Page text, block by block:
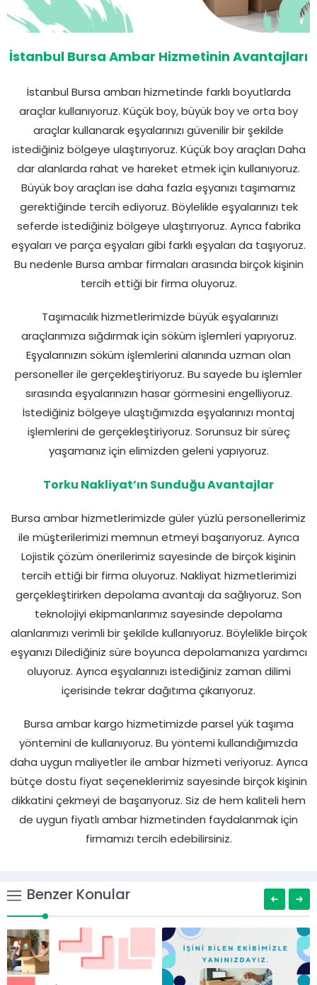
İstanbul Bursa Ambar Hizmetinin Avantajları
İstanbul Bursa ambarı hizmetinde farklı boyutlarda
araçlar kullanıyoruz. Küçük boy, büyük boy ve orta boy
araçlar kullanarak eşyalarınızı güvenilir bir şekilde
istediğiniz bölgeye ulaştırıyoruz. Küçük boy araçları Daha
dar alanlarda rahat ve hareket etmek için kullanıyoruz.
Büyük boy araçları ise daha fazla eşyanızı taşımamız
gerektiğinde tercih ediyoruz. Böylelikle eşyalarınızı tek
seferde istediğiniz bölgeye ulaştırıyoruz. Ayrıca fabrika
eşyaları ve parça eşyaları gibi farklı eşyaları da taşıyoruz.
Bu nedenle Bursa ambar firmaları arasında birçok kişinin
tercih ettiği bir firma oluyoruz.
Taşımacılık hizmetlerimizde büyük eşyalarınızı
araçlarımıza sığdırmak için söküm işlemleri yapıyoruz.
Eşyalarınızın söküm işlemlerini alanında uzman olan
personeller ile gerçekleştiriyoruz. Bu sayede bu işlemler
sırasında eşyalarınızın hasar görmesini engelliyoruz.
İstediğiniz bölgeye ulaştığımızda eşyalarınızı montaj
işlemlerini de gerçekleştiriyoruz. Sorunsuz bir süreç
yaşamanız için elimizden geleni yapıyoruz.
Torku Nakliyat’ın Sunduğu Avantajlar
Bursa ambar hizmetlerimizde güler yüzlü personellerimiz
ile müşterilerimizi memnun etmeyi başarıyoruz. Ayrıca
Lojistik çözüm önerilerimiz sayesinde de birçok kişinin
tercih ettiği bir firma oluyoruz. Nakliyat hizmetlerimizi
gerçekleştirirken depolama avantajı da sağlıyoruz. Son
teknolojiyi ekipmanlarımız sayesinde depolama
alanlarımızı verimli bir şekilde kullanıyoruz. Böylelikle birçok
eşyanızı Dilediğiniz süre boyunca depolamanıza yardımcı
oluyoruz. Ayrıca eşyalarınızı istediğiniz zaman dilimi
içerisinde tekrar dağıtıma çıkarıyoruz.
Bursa ambar kargo hizmetimizde parsel yük taşıma
yöntemini de kullanıyoruz. Bu yöntemi kullandığımızda
daha uygun maliyetler ile ambar hizmeti veriyoruz. Ayrıca
bütçe dostu fiyat seçeneklerimiz sayesinde birçok kişinin
dikkatini çekmeyi de başarıyoruz. Siz de hem kaliteli hem
de uygun fiyatlı ambar hizmetinden faydalanmak için
firmamızı tercih edebilirsiniz.
Benzer Konular